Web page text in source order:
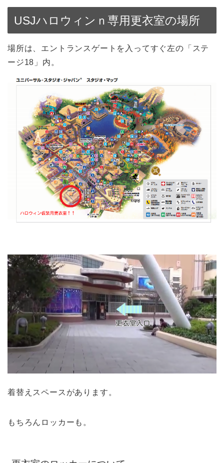
USJハロウィンｎ専用更衣室の場所
場所は、エントランスゲートを入ってすぐ左の「ステ
ージ18」内。
着替えスペースがあります。
もちろんロッカーも。